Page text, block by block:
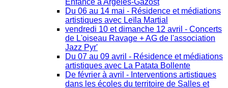
Du 06 au 14 mai - Résidence et médiations
artistiques avec Leïla Martial
vendredi 10 et dimanche 12 avril - Concerts
de L'oiseau Ravage + AG de l'association
Jazz Pyr'
Du 07 au 09 avril - Résidence et médiations
artistiques avec La Patata Bollente
De février à avril - Interventions artistiques
dans les écoles du territoire de Salles et